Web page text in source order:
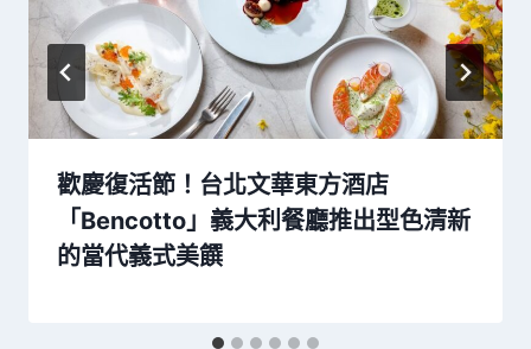
歡慶復活節！台北文華東方酒店
「Bencotto」義大利餐廳推出型色清新
的當代義式美饌